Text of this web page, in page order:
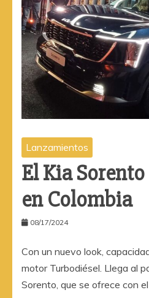
Lanzamientos
El Kia
en Colombia
08/17/2024
Con un nuevo look,
motor Turbodiésel. Llega al
Sorento, que se ofrece con